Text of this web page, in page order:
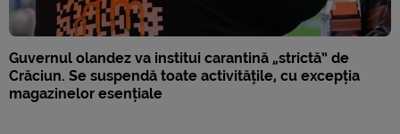
Guvernul olandez va institui carantină „strictă” de
Crăciun. Se suspendă toate activitățile, cu excepția
magazinelor esențiale